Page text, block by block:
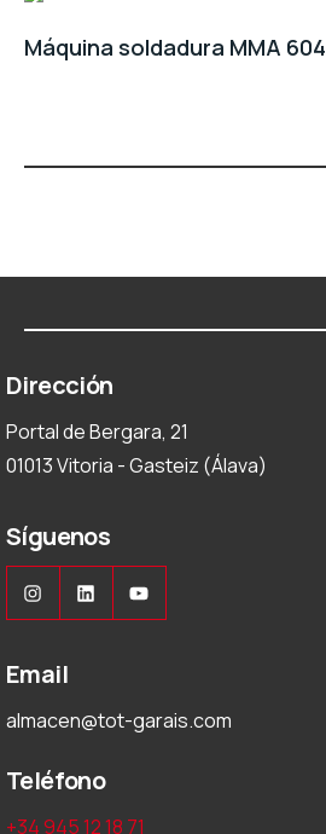
Máquina soldadura MMA 604
Dirección
Portal de Bergara, 21
01013 Vitoria - Gasteiz (Álava)
Síguenos
Instagram
LinkedInYouTube
Email
almacen@tot-garais.com
Teléfono
+34 945 12 18 71